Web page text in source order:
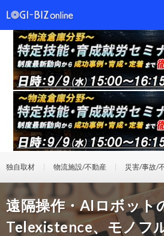
独自取材 物流施設/不動産 災害/事故/
遠隔操作・AIロボット
Telexistence、モノフ